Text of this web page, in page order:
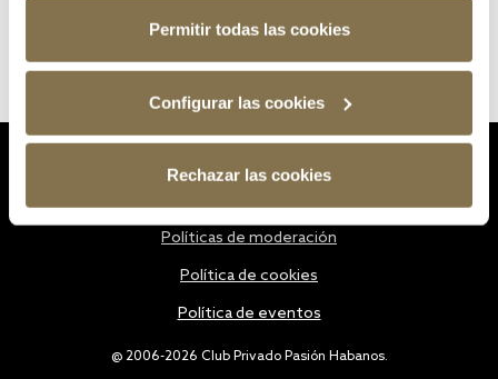
Permitir todas las cookies
Configurar las cookies
Rechazar las cookies
@ 2006-2026 Club Privado Pasión Habanos.
Políticas de moderación
Política de cookies
Política de eventos